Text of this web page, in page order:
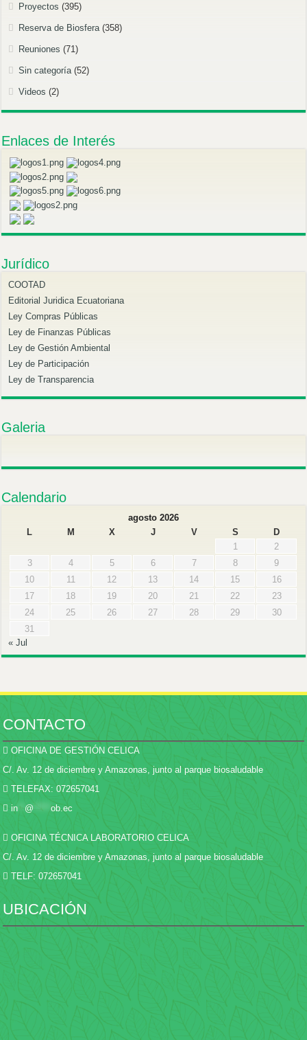
Proyectos (395)
Reserva de Biosfera (358)
Reuniones (71)
Sin categoría (52)
Videos (2)
Enlaces de Interés
Jurídico
COOTAD
Editorial Juridica Ecuatoriana
Ley Compras Públicas
Ley de Finanzas Públicas
Ley de Gestión Ambiental
Ley de Participación
Ley de Transparencia
Galeria
Calendario
agosto 2026
L
M X J V S
D
1
2
3
4 5 6 7 8
9
10
11 12 13 14 15
16
17
18 19 20 21 22
23
24
25 26 27 28 29
30
31
« Jul
CONTACTO
OFICINA DE GESTIÓN CELICA
C/. Av. 12 de diciembre y Amazonas, junto al parque biosaludable
TELEFAX: 072657041
in
@ *****ob.ec
OFICINA TÉCNICA LABORATORIO CELICA
C/. Av. 12 de diciembre y Amazonas, junto al parque biosaludable
TELF: 072657041
UBICACIÓN